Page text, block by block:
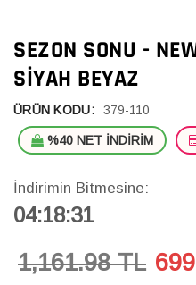
SEZON SONU -
SIYAH BEYAZ
ÜRÜN KODU: 379-110
%40 NET İNDİRİM
İndirimin Bitmesine:
04:18:30
1,161.98 TL